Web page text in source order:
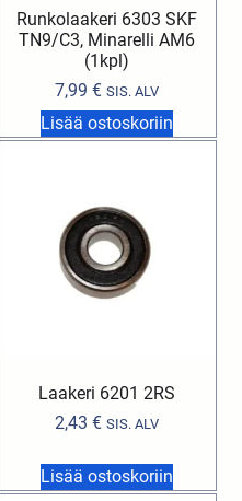
Runkolaakeri 6303 SKF
TN9/C3, Minarelli AM6
(1kpl)
7,99€ SIS. ALV
Lisää ostoskoriin
Laakeri 6201 2RS
2,43€ SIS. ALV
Lisää ostoskoriin